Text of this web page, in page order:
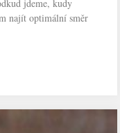
jdeme, kudy
najít optimální směr